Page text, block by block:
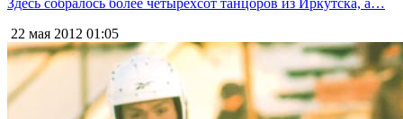
22 мая 2012 01:05